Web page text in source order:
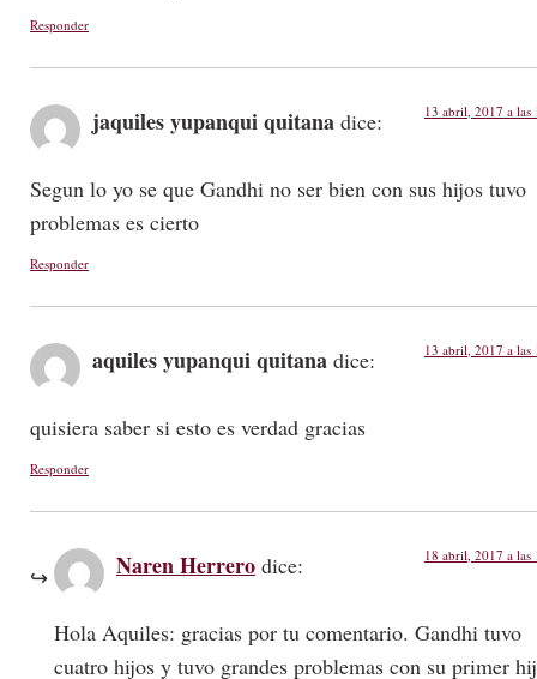
Responder
jaquiles yupanqui quitana dice: 13 abril, 2017 a las
Segun lo yo se que Gandhi no ser bien con sus hijos tuvo
problemas es cierto
Responder
aquiles yupanqui quitana dice: 13 abril, 2017 a las
quisiera saber si esto es verdad gracias
Responder
Naren Herrero dice: 18 abril, 2017 a las
Hola Aquiles: gracias por tu comentario. Gandhi tuvo
cuatro hijos y tuvo grandes problemas con su primer